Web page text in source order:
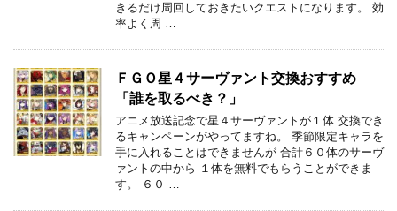
きるだけ周回しておきたいクエストになります。 効
率よく周 …
ＦＧＯ星４サーヴァント交換おすすめ
「誰を取るべき？」
アニメ放送記念で星４サーヴァントが１体 交換でき
るキャンペーンがやってますね。 季節限定キャラを
手に入れることはできませんが 合計６０体のサーヴ
ァントの中から １体を無料でもらうことができま
す。 ６０ …